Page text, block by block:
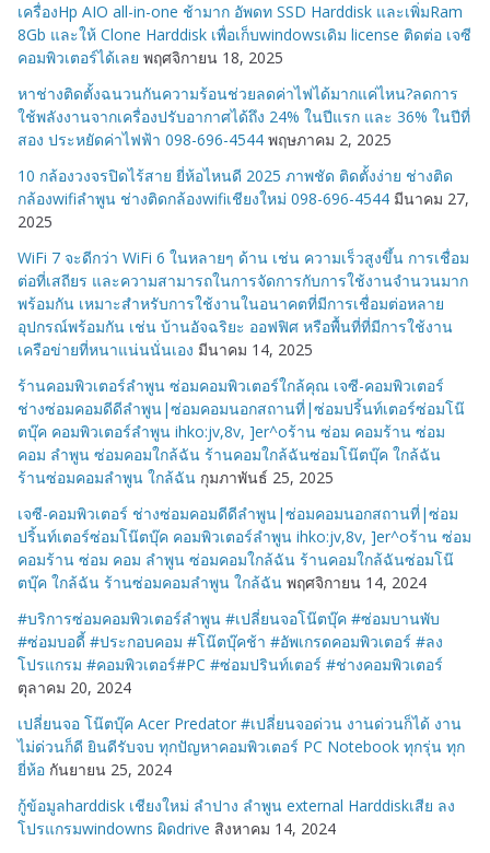
มู่
เครื่องHp AIO all-in-one ช้ามาก อัพดท SSD Harddisk และเพิ่มRam
8Gb และให้ Clone Harddisk เพื่อเก็บwindowsเดิม license ติดต่อ เจซี
คอมพิวเตอร์ได้เลย พฤศจิกายน 18, 2025
หาช่างติดตั้งฉนวนกันความร้อนช่วยลดค่าไฟได้มากแค่ไหน?ลดการ
ใช้พลังงานจากเครื่องปรับอากาศได้ถึง 24% ในปีแรก และ 36% ในปีที่
สอง ประหยัดค่าไฟฟ้า 098-696-4544 พฤษภาคม 2, 2025
10 กล้องวงจรปิดไร้สาย ยี่ห้อไหนดี 2025 ภาพชัด ติดตั้งง่าย ช่างติด
กล้องwifiลำพูน ช่างติดกล้องwifiเชียงใหม่ 098-696-4544 มีนาคม 27,
2025
WiFi 7 จะดีกว่า WiFi 6 ในหลายๆ ด้าน เช่น ความเร็วสูงขึ้น การเชื่อม
ต่อที่เสถียร และความสามารถในการจัดการกับการใช้งานจำนวนมาก
พร้อมกัน เหมาะสำหรับการใช้งานในอนาคตที่มีการเชื่อมต่อหลาย
อุปกรณ์พร้อมกัน เช่น บ้านอัจฉริยะ ออฟฟิศ หรือพื้นที่ที่มีการใช้งาน
เครือข่ายที่หนาแน่นนั่นเอง มีนาคม 14, 2025
ร้านคอมพิวเตอร์ลำพูน ซ่อมคอมพิวเตอร์ใกล้คุณ เจซี-คอมพิวเตอร์
ช่างซ่อมคอมดีดีลำพูน|ซ่อมคอมนอกสถานที่|ซ่อมปริ้นท์เตอร์ซ่อมโน๊
ตบุ๊ค คอมพิวเตอร์ลำพูน ihko:jv,8v, ]er^oร้าน ซ่อม คอมร้าน ซ่อม
คอม ลำพูน ซ่อมคอมใกล้ฉัน ร้านคอมใกล้ฉันซ่อมโน๊ตบุ๊ค ใกล้ฉัน
ร้านซ่อมคอมลำพูน ใกล้ฉัน กุมภาพันธ์ 25, 2025
เจซี-คอมพิวเตอร์ ช่างซ่อมคอมดีดีลำพูน|ซ่อมคอมนอกสถานที่|ซ่อม
ปริ้นท์เตอร์ซ่อมโน๊ตบุ๊ค คอมพิวเตอร์ลำพูน ihko:jv,8v, ]er^oร้าน ซ่อม
คอมร้าน ซ่อม คอม ลำพูน ซ่อมคอมใกล้ฉัน ร้านคอมใกล้ฉันซ่อมโน๊
ตบุ๊ค ใกล้ฉัน ร้านซ่อมคอมลำพูน ใกล้ฉัน พฤศจิกายน 14, 2024
#บริการซ่อมคอมพิวเตอร์ลำพูน #เปลี่ยนจอโน๊ตบุ๊ค #ซ่อมบานพับ
#ซ่อมบอดี้ #ประกอบคอม #โน๊ตบุ๊คช้า #อัพเกรดคอมพิวเตอร์ #ลง
โปรแกรม #คอมพิวเตอร์#PC #ซ่อมปรินท์เตอร์ #ช่างคอมพิวเตอร์
ตุลาคม 20, 2024
เปลี่ยนจอ โน๊ตบุ๊ค Acer Predator #เปลี่ยนจอด่วน งานด่วนก็ได้ งาน
ไม่ด่วนก็ดี ยินดีรับจบ ทุกปัญหาคอมพิวเตอร์ PC Notebook ทุกรุ่น ทุก
ยี่ห้อ กันยายน 25, 2024
กู้ข้อมูลharddisk เชียงใหม่ ลำปาง ลำพูน external Harddiskเสีย ลง
โปรแกรมwindowns ผิดdrive สิงหาคม 14, 2024